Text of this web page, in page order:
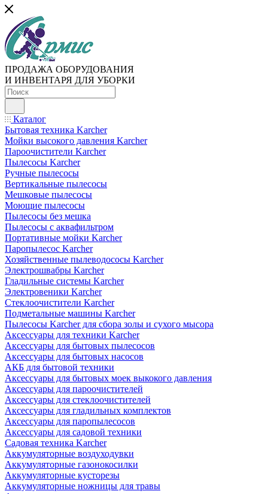
ПРОДАЖА ОБОРУДОВАНИЯ
И ИНВЕНТАРЯ ДЛЯ УБОРКИ
Каталог
Бытовая техника Karcher
Мойки высокого давления Karcher
Пароочистители Karcher
Пылесосы Karcher
Ручные пылесосы
Вертикальные пылесосы
Мешковые пылесосы
Моющие пылесосы
Пылесосы без мешка
Пылесосы с аквафильтром
Портативные мойки Karcher
Паропылесос Karcher
Хозяйственные пылеводососы Karcher
Электрошвабры Karcher
Гладильные системы Karcher
Электровеники Karcher
Стеклоочистители Karcher
Подметальные машины Karcher
Пылесосы Karcher для сбора золы и сухого мысора
Аксессуары для техники Karcher
Аксессуары для бытовых пылесосов
Аксессуары для бытовых насосов
АКБ для бытовой техники
Аксессуары для бытовых моек выкокого давления
Аксессуары для пароочистителей
Аксессуары для стеклоочистителей
Аксессуары для гладильных комплектов
Аксессуары для паропылесосов
Аксессуары для садовой техники
Садовая техника Karcher
Аккумуляторные воздуходувки
Аккумуляторные газонокосилки
Аккумуляторные кусторезы
Аккумуляторные ножницы для травы